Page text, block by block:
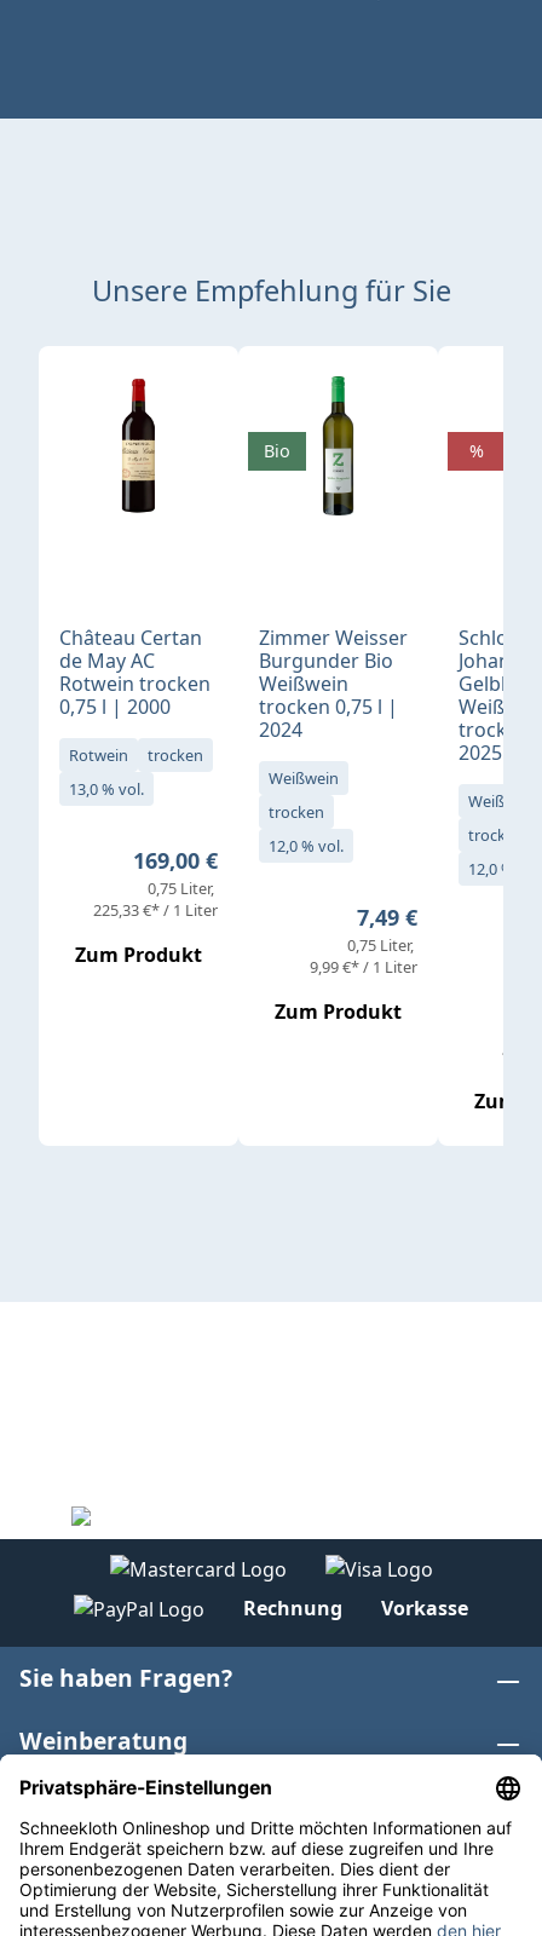
Unsere Empfehlung für Sie
Produktgalerie überspringen
Château Certan
de May AC
Rotwein trocken
0,75 l | 2000
Rotwein
trocken
13,0 % vol.
Regulärer Preis:
169,00 €
0,75 Liter
225,33 €* / 1 Liter
Zum Produkt
Zimmer Weisser
Burgunder Bio
Weißwein
trocken 0,75 l |
2024
Weißwein
trocken
12,0 % vol.
Regulärer Preis:
7,49 €
0,75 Liter
9,99 €* / 1 Liter
Zum Produkt
Bio
Schloß
Gelblack
trocken
2025
Weißwein
trocken
12,0 % vol.
Zum
%
Rechnung Vorkasse
Sie haben Fragen?
Weinberatung
Informationen
Weinkategorien
Internationaler Wein